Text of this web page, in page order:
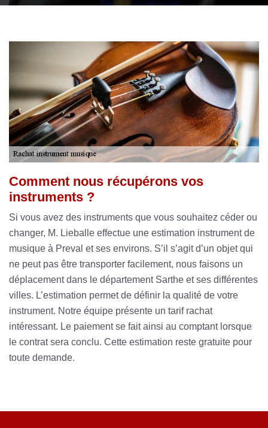
Comment nous récupérons vos
instruments ?
Si vous avez des instruments que vous souhaitez céder ou
changer, M. Lieballe effectue une estimation instrument de
musique à Preval et ses environs. S’il s’agit d’un objet qui
ne peut pas être transporter facilement, nous faisons un
déplacement dans le département Sarthe et ses différentes
villes. L’estimation permet de définir la qualité de votre
instrument. Notre équipe présente un tarif rachat
intéressant. Le paiement se fait ainsi au comptant lorsque
le contrat sera conclu. Cette estimation reste gratuite pour
toute demande.